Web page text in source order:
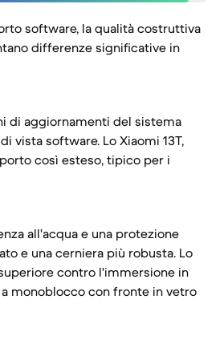
software, la qualità costruttiva
differenze significative in
di aggiornamenti del sistema
vista software. Lo Xiaomi 13T,
così esteso, tipico per i
all'acqua e una protezione
e una cerniera più robusta. Lo
contro l'immersione in
monoblocco con fronte in vetro